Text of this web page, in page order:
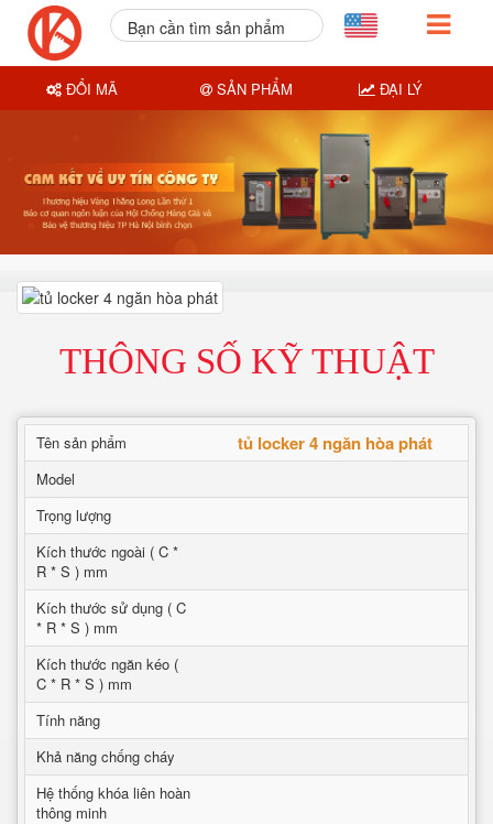
THÔNG SỐ KỸ THUẬT
Tên sản phẩm tủ locker 4 ngăn hòa phát
Model
Trọng lượng
Kích thước ngoài ( C *
R * S ) mm
Kích thước sử dụng ( C
* R * S ) mm
Kích thước ngăn kéo (
C * R * S ) mm
Tính năng
Khả năng chống cháy
Hệ thống khóa liên hoàn
thông minh
Bạn cần tìm sản phẩm
ĐỔI MÃ SẢN PHẨM ĐẠI LÝ